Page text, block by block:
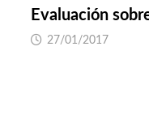
Evaluación
27/01/2017